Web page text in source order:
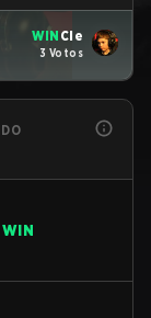
WIN Cle
3 Votos
WIN